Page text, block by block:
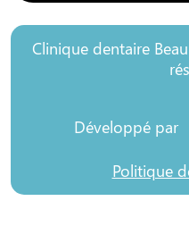
Clinique dentaire
Développé par
Politique